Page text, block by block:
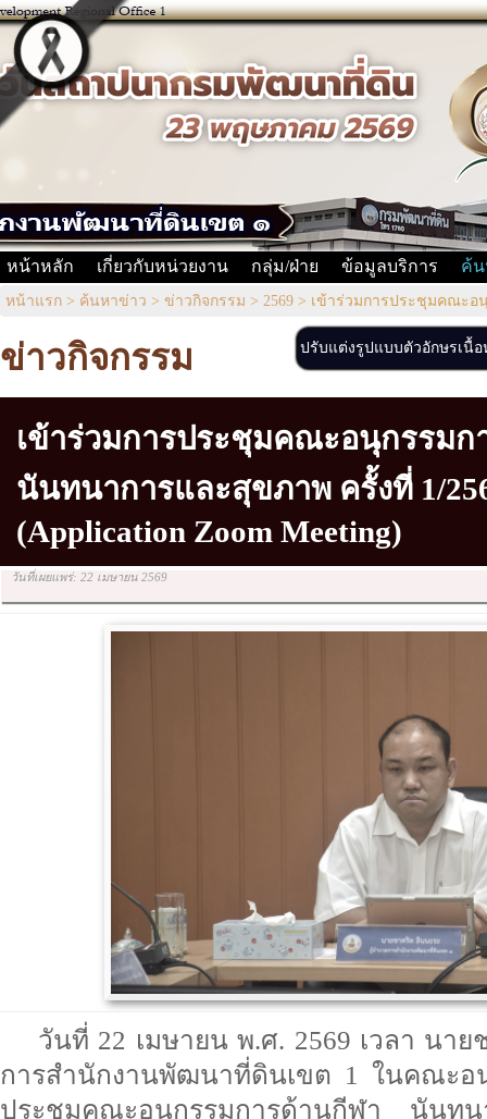
หน้าหลัก เกี่ยวกับหน่วยงาน กลุ่ม/ฝ่าย ข้อมูลบริการ ค้น
หน้าแรก > ค้นหาข่าว > ข่าวกิจกรรม > 2569 > เข้าร่วมการประชุมคณะอ
ข่าวกิจกรรม
เข้าร่วมการประชุมคณะอนุกรรมก
นันทนาการและสุขภาพ ครั้งที่ 1/
(Application Zoom Meeting)
วันที่เผยแพร่: 22 เมษายน 2569
วันที่ 22 เมษายน พ.ศ. 2569 เวลา นา
การสำนักงานพัฒนาที่ดินเขต 1 ในคณะอ
ประชุมคณะอนุกรรมการด้านกีฬา นันท
ปรับแต่งรูปแบบตัวอักษรเ